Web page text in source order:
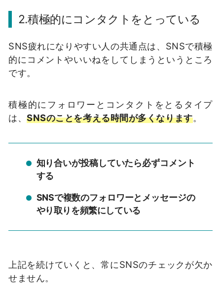
2.積極的にコンタクトをとっている
SNS疲れになりやすい人の共通点は、 SNSで積極
的にコメントやいいねをしてしまうというところ
です。
積極的にフォロワーとコンタクトをとるタイプ
は、SNSのことを考える時間が多くなります。
知り合いが投稿していたら必ずコメント
する
SNSで複数のフォロワーとメッセージの
やり取りを頻繁にしている
上記を続けていくと、常にSNSのチェックが欠か
せません。